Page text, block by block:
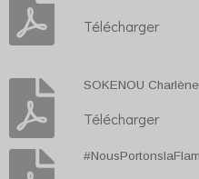
Télécharger
SOKENOU
Télécharger